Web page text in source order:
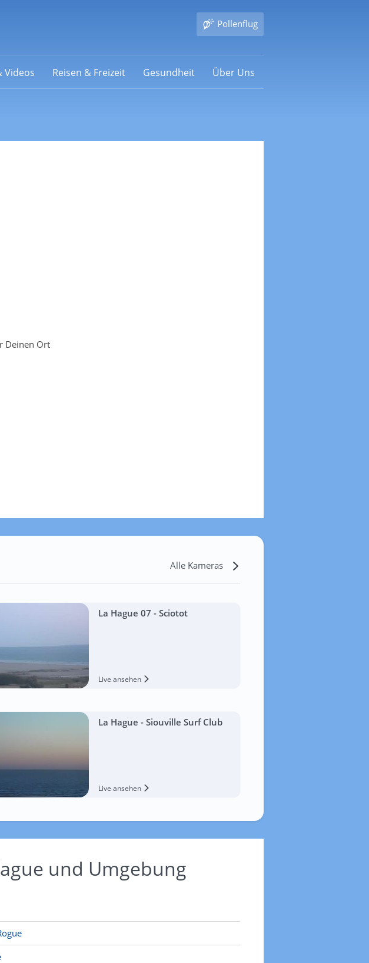
Pollenflug
Videos Reisen & Freizeit Gesundheit Über Uns
Deinen Ort
Alle Kameras
La Hague 07 - Sciotot
Live ansehen
La Hague - Siouville Surf Club
Live ansehen
und Umgebung